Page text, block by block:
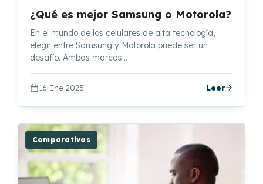
¿Qué es mejor Samsung o Motorola?
En el mundo de los celulares de alta tecnología,
elegir entre Samsung y Motorola puede ser un
desafío. Ambas marcas…
16 Ene 2025 Leer
Comparativas